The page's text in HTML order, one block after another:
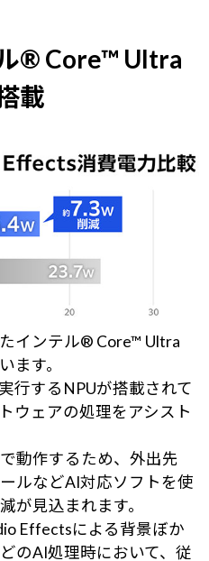
® Core™ Ultra
載
インテル® Core™ Ultra
ます。
行するNPUが搭載されて
ウェアの処理をアシスト
動作するため、外出先
ルなどAI対応ソフトを使
が見込まれます。
Effectsによる背景ぼか
のAI処理時において、従